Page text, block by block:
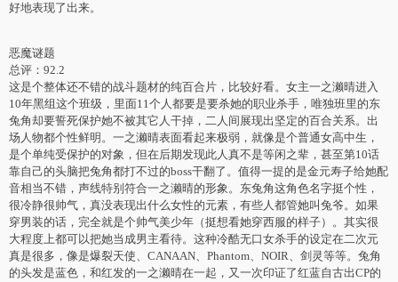
好地表现了出来。
恶魔谜题
总评：92.2
这是个整体还不错的战斗题材的纯百合片，比较好看。女主一之濑晴进入
10年黑组这个班级，里面11个人都要是要杀她的职业杀手，唯独班里的东
兔角却要誓死保护她不被其它人干掉，二人间展现出坚定的百合关系。出
场人物都个性鲜明。一之濑晴表面看起来极弱，就像是个普通女高中生，
是个单纯受保护的对象，但在后期发现此人真不是等闲之辈，甚至第10话
靠自己的头脑把兔角都打不过的boss干翻了。值得一提的是金元寿子给她配
音相当不错，声线特别符合一之濑晴的形象。东兔角这角色名字挺个性，
很冷静很帅气，真没表现出什么女性的元素，有些人都管她叫兔爷。如果
穿男装的话，完全就是个帅气美少年（挺想看她穿西服的样子）。其实很
大程度上都可以把她当成男主看待。这种冷酷无口女杀手的设定在二次元
真是很多，像是爆裂天使、CANAAN、Phantom、NOIR、剑灵等等。兔角
的头发是蓝色，和红发的一之濑晴在一起，又一次印证了红蓝自古出CP的